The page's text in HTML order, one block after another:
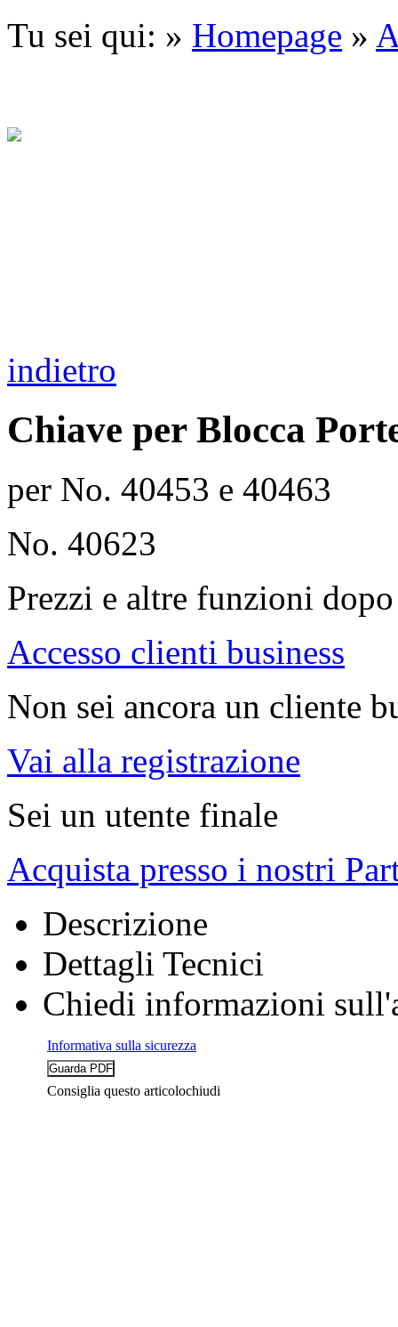
Tu sei qui: » Homepage »
indietro
Chiave per Blocca
per No. 40453 e 40463
No. 40623
Prezzi e altre funzioni
Accesso clienti business
Non sei ancora un cliente
Vai alla registrazione
Sei un utente finale
Acquista presso i nostri
Descrizione
Dettagli Tecnici
Chiedi informazioni
Informativa sulla sicurezza
Consiglia questo articolochiudi